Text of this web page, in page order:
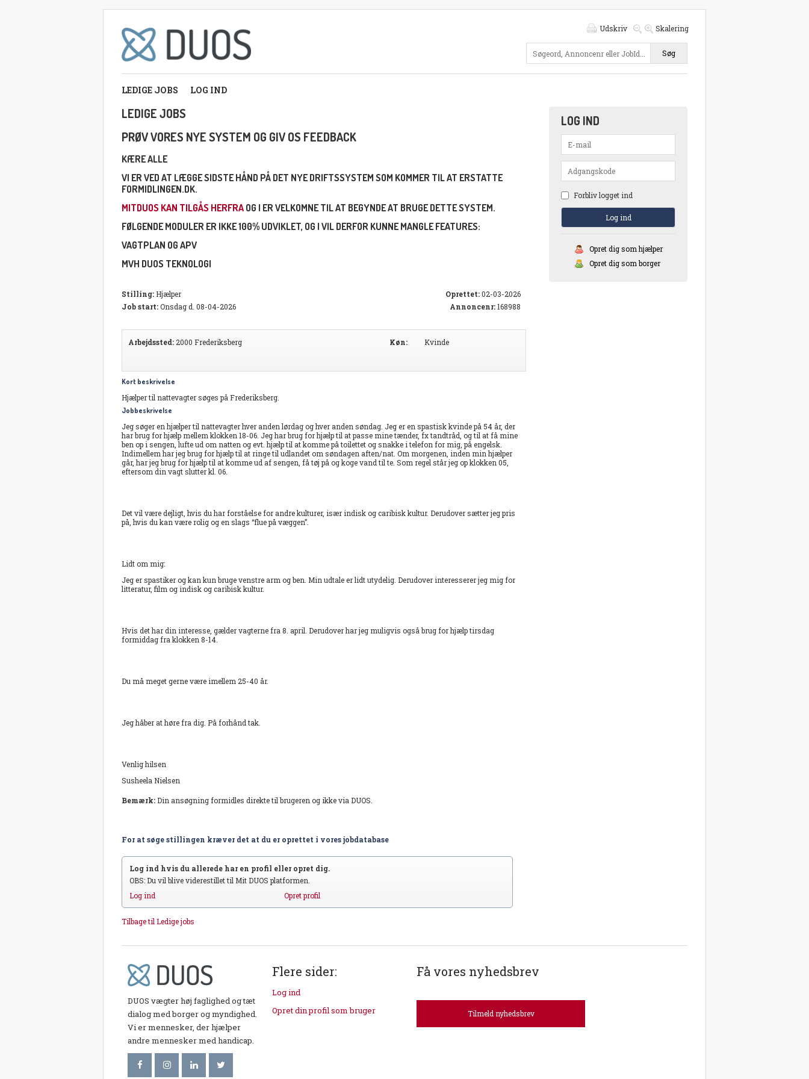
Udskriv Skalering
Søg
LEDIGE JOBS LOG IND
LEDIGE JOBS
PRØV VORES NYE SYSTEM OG GIV OS FEEDBACK
KÆRE ALLE
VI ER VED AT LÆGGE SIDSTE HÅND PÅ DET NYE DRIFTSSYSTEM SOM KOMMER TIL AT ERSTATTE
FORMIDLINGEN.DK.
MITDUOS KAN TILGÅS HERFRA OG I ER VELKOMNE TIL AT BEGYNDE AT BRUGE DETTE SYSTEM.
FØLGENDE MODULER ER IKKE 100% UDVIKLET, OG I VIL DERFOR KUNNE MANGLE FEATURES:
VAGTPLAN OG APV
MVH DUOS TEKNOLOGI
Stilling: Hjælper Oprettet:02-03-2026
Job start:Onsdag d. 08-04-2026 Annoncenr:168988
Arbejdssted: 2000 Frederiksberg Køn: Kvinde
Kort beskrivelse
Hjælper til nattevagter søges på Frederiksberg.
Jobbeskrivelse
Jeg søger en hjælper til nattevagter hver anden lørdag og hver anden søndag. Jeg er en spastisk kvinde på 54 år, der
har brug for hjælp mellem klokken 18-06. Jeg har brug for hjælp til at passe mine tænder, fx tandtråd, og til at få mine
ben op i sengen, lufte ud om natten og evt. hjælp til at komme på toilettet og snakke i telefon for mig, på engelsk.
Indimellem har jeg brug for hjælp til at ringe til udlandet om søndagen aften/nat. Om morgenen, inden min hjælper
går, har jeg brug for hjælp til at komme ud af sengen, få tøj på og koge vand til te. Som regel står jeg op klokken 05,
eftersom din vagt slutter kl. 06.
Det vil være dejligt, hvis du har forståelse for andre kulturer, især indisk og caribisk kultur. Derudover sætter jeg pris
på, hvis du kan være rolig og en slags “flue på væggen”.
Lidt om mig:
Jeg er spastiker og kan kun bruge venstre arm og ben. Min udtale er lidt utydelig. Derudover interesserer jeg mig for
litteratur, film og indisk og caribisk kultur.
Hvis det har din interesse, gælder vagterne fra 8. april. Derudover har jeg muligvis også brug for hjælp tirsdag
formiddag fra klokken 8-14.
Du må meget gerne være imellem 25-40 år.
Jeg håber at høre fra dig. På forhånd tak.
Venlig hilsen
Susheela Nielsen
Bemærk:Din ansøgning formidles direkte til brugeren og ikke via DUOS.
For at søge stillingen kræver det at du er oprettet i vores jobdatabase
Log ind hvis du allerede har en profil eller opret dig.
OBS: Du vil blive viderestillet til Mit DUOS platformen.
Log ind
Opret profil
Tilbage til Ledige jobs
LOG IND
Forbliv logget ind
Opret dig som hjælper
Opret dig som borger
DUOS vægter høj faglighed og tæt
dialog med borger og myndighed.
Vi er mennesker, der hjælper
andre mennesker med handicap.
Flere sider:
Log ind
Opret din profil som bruger
Få vores nyhedsbrev
Tilmeld nyhedsbrev